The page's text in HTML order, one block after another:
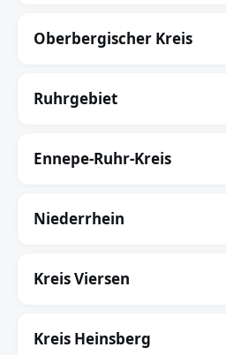
Oberbergischer Kreis
Ruhrgebiet
Ennepe-Ruhr-Kreis
Niederrhein
Kreis Viersen
Kreis Heinsberg